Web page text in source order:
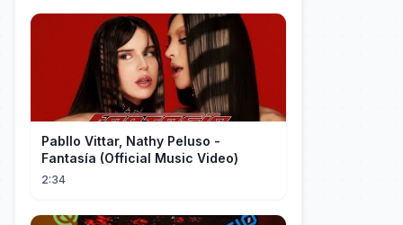
Pabllo Vittar, Nathy Peluso -
Fantasía (Official Music Video)
2:34